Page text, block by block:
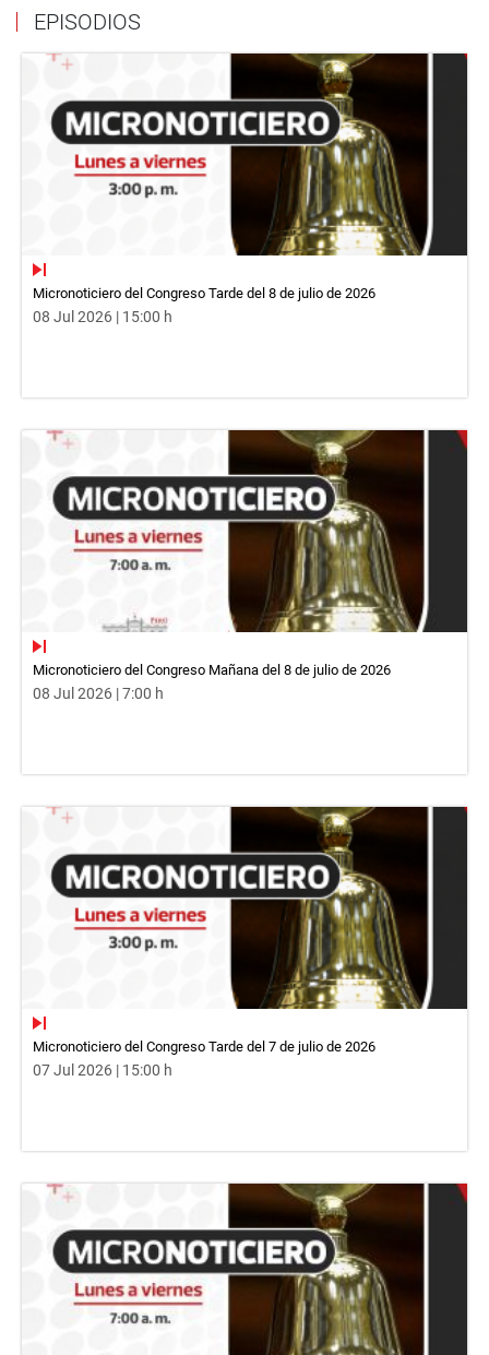
EPISODIOS
Micronoticiero del Congreso Tarde del 8 de julio de 2026
08 Jul 2026 | 15:00 h
Micronoticiero del Congreso Mañana del 8 de julio de 2026
08 Jul 2026 | 7:00 h
Micronoticiero del Congreso Tarde del 7 de julio de 2026
07 Jul 2026 | 15:00 h